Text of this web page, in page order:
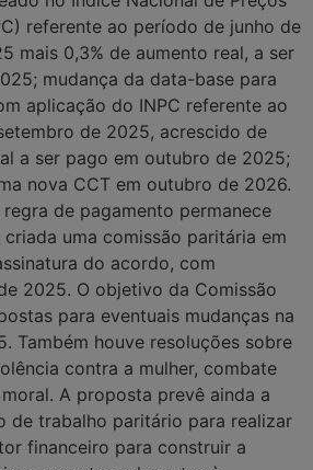
referente ao período de junho de
mais 0,3% de aumento real, a ser
mudança da data-base para
aplicação do INPC referente ao
de 2025, acrescido de
a ser pago em outubro de 2025;
nova CCT em outubro de 2026.
regra de pagamento permanece
criada uma comissão paritária em
do acordo, com
2025. O objetivo da Comissão
para eventuais mudanças na
Também houve resoluções sobre
contra a mulher, combate
A proposta prevê ainda a
de trabalho paritário para realizar
financeiro para construir a